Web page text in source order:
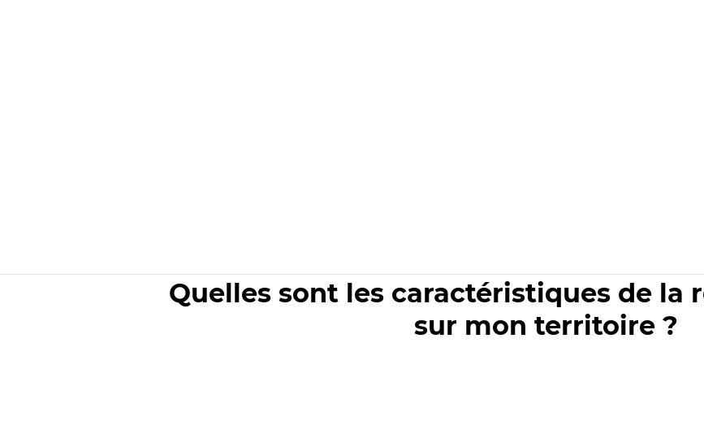
Quelles sont les caractéristiques de la
sur mon territoire ?